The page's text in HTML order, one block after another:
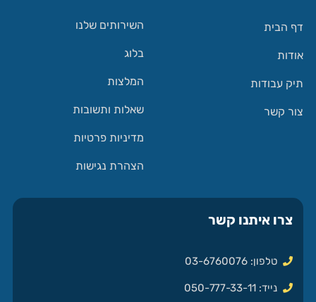
דף הבית
אודות
תיק עבודות
צור קשר
השירותים שלנו
בלוג
המלצות
שאלות ותשובות
מדיניות פרטיות
הצהרת נגישות
צרו איתנו קשר
טלפון: 03-6760076
נייד: 050-777-33-11